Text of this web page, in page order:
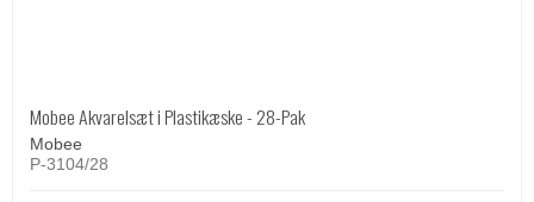
Mobee Akvarelsæt i Plastikæske - 28-Pak
Mobee
P-3104/28